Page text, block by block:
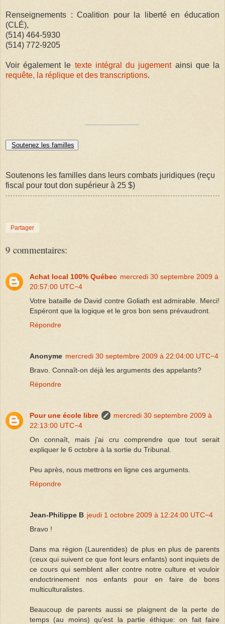
Renseignements : Coalition pour la liberté en éducation
(CLÉ),
(514) 464-5930
(514) 772-9205
Voir également le texte intégral du jugementainsi que la
requête, la réplique et des transcriptions.
Soutenez les familles
Soutenons les familles dans leurs combats juridiques (reçu
fiscal pour tout don supérieur à 25 $)
Partager
9 commentaires:
Achat local 100% Québec mercredi 30 septembre 2009 à
20:57:00 UTC−4
Votre bataille de David contre Goliath est admirable. Merci!
Espéront que la logique et le gros bon sens prévaudront.
Répondre
Anonyme mercredi 30 septembre 2009 à 22:04:00 UTC−4
Bravo. Connaît-on déjà les arguments des appelants?
Répondre
Pour une école libre
mercredi 30 septembre 2009 à
22:13:00 UTC−4
On connaît, mais j'ai cru comprendre que tout serait
expliquer le 6 octobre à la sortie du Tribunal.
Peu après, nous mettrons en ligne ces arguments.
Répondre
Jean-Philippe B jeudi 1 octobre 2009 à 12:24:00 UTC−4
Bravo !
Dans ma région (Laurentides) de plus en plus de parents
(ceux qui suivent ce que font leurs enfants) sont inquiets de
ce cours qui semblent aller contre notre culture et vouloir
endoctrinement nos enfants pour en faire de bons
multiculturalistes.
Beaucoup de parents aussi se plaignent de la perte de
temps (au moins) qu'est la partie éthique: on fait faire